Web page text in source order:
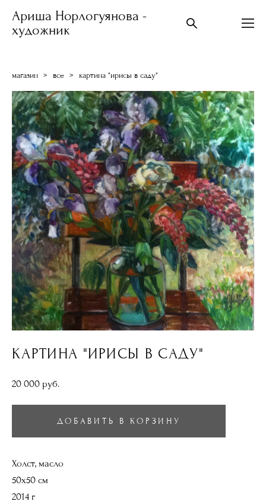
Ариша Норлогуянова -
художник
магазин > все > картина "ирисы в саду"
КАРТИНА "ИРИСЫ В САДУ"
20 000 pуб.
ДОБАВИТЬ В КОРЗИНУ
Холст, масло
50х50 см
2014 г